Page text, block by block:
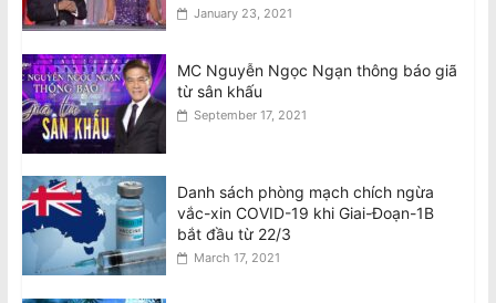
January 23, 2021
MC Nguyễn Ngọc Ngạn thông báo giã
từ sân khấu
September 17, 2021
Danh sách phòng mạch chích ngừa
vắc-xin COVID-19 khi Giai-Đoạn-1B
bắt đầu từ 22/3
March 17, 2021